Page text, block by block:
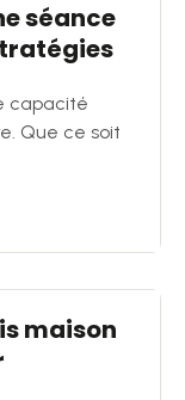
séance
capacité
Que ce soit
maison